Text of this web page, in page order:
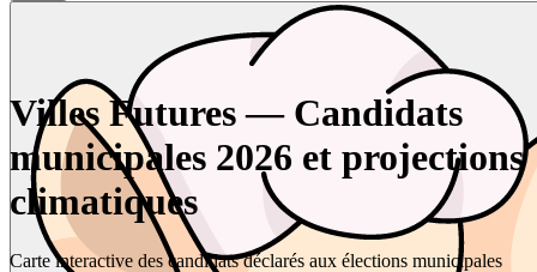
Villes Futures — Candidats
municipales 2026 et projections
climatiques
Carte interactive des candidats déclarés aux élections municipales